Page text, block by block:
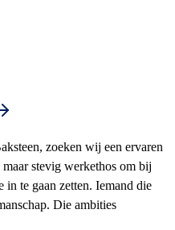
zoeken wij een ervaren
stevig werkethos om bij
te gaan zetten. Iemand die
Die ambities